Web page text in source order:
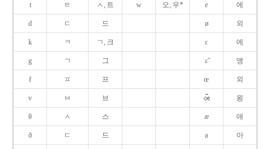
t ㅌ ㅅ, 트 w 오, 우* e 에
d ㄷ 드 ø 외
k ㅋ ㄱ, 크 ɛ 에
g ㄱ 그 ɛ̃ 앵
f ㅍ 프 œ 외
v ㅂ 브 욍
θ ㅅ 스 æ 애
ð ㄷ 드 a 아